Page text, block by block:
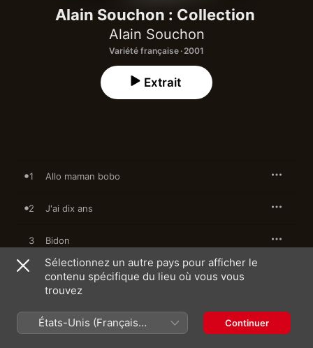
Alain Souchon : Collection
Alain Souchon
Variété française · 2001
Extrait
1 Allo maman bobo
2 J'ai dix ans
3 Bidon
4 Jamais content
6 Y'a d'la rumba dans l'air
Sélectionnez un autre pays pour afficher le
contenu spécifique du lieu où vous vous
trouvez
États-Unis (Français
France)
Continuer